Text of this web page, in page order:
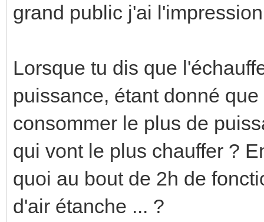
grand public j'ai
Lorsque tu dis que
puissance, étant donné
consommer le plus de
qui vont le plus chauffer ?
quoi au bout de 2h de
d'air étanche ... ?